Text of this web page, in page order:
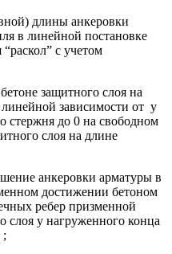
длины анкеровки
в линейной постановке
с учетом
защитного слоя на
зависимости от у
стержня до 0 на свободном
слоя на длине
анкеровки арматуры в
достижении бетоном
ребер призменной
слоя у нагруженного конца
;